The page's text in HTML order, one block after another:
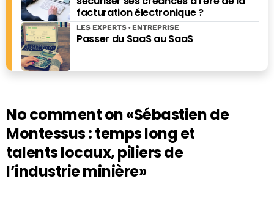
facturation électronique ?
Passer du SaaS au SaaS
LES EXPERTS ENTREPRISE
No comment on«Sébastien de
Montessus : temps long et
talents locaux, piliers de
l’industrie minière»